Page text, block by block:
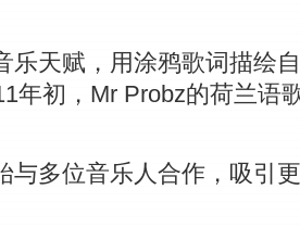
乐天赋，用涂鸦歌词描绘
年初，Mr Probz的荷兰语
与多位音乐人合作，吸引